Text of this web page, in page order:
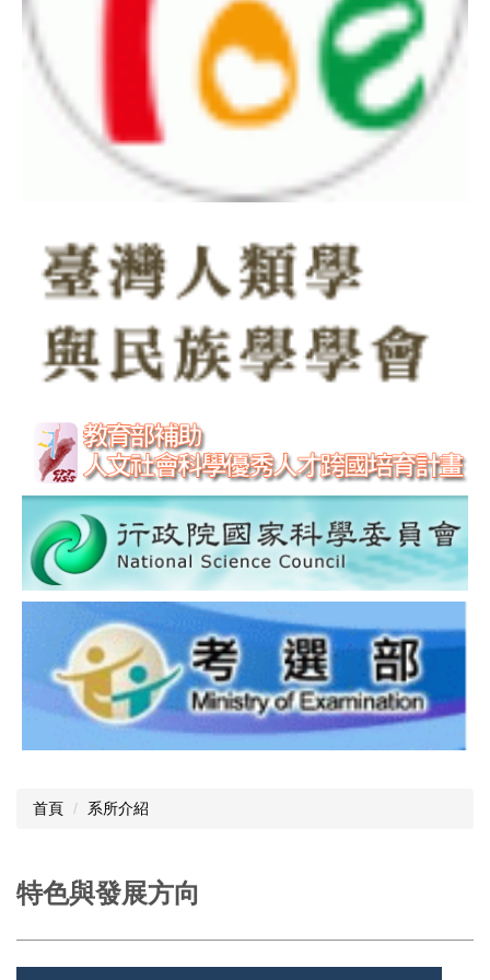
首頁 系所介紹
特色與發展方向